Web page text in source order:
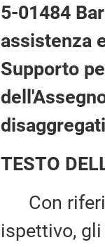
5-01484
assistenza
Supporto
TESTO
Con
ispettivo,